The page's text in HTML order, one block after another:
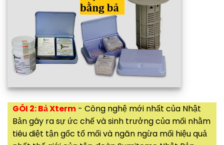
GÓI 2: Bả Xterm - Công nghệ mới nhất của Nhật
Bản gây ra sự ức chế và sinh trưởng của mối nhằm
tiêu diệt tận gốc tổ mối và ngăn ngừa mối hiệu quả